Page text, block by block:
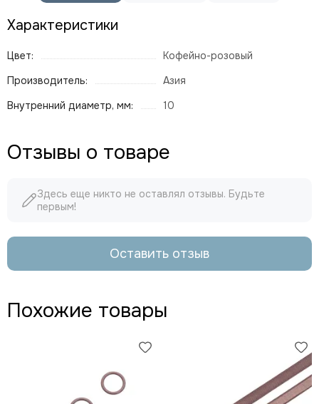
Характеристики
Цвет:
Кофейно-розовый
Производитель:
Азия
Внутренний диаметр, мм:
10
Отзывы о товаре
Здесь еще никто не оставлял отзывы. Будьте
первым!
Оставить отзыв
Похожие товары